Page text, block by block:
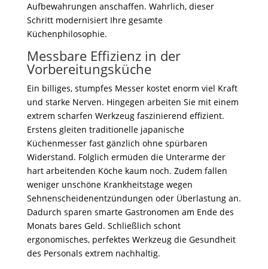
Aufbewahrungen anschaffen. Wahrlich, dieser
Schritt modernisiert Ihre gesamte
Küchenphilosophie.
Messbare Effizienz in der
Vorbereitungsküche
Ein billiges, stumpfes Messer kostet enorm viel Kraft
und starke Nerven. Hingegen arbeiten Sie mit einem
extrem scharfen Werkzeug faszinierend effizient.
Erstens gleiten traditionelle japanische
Küchenmesser fast gänzlich ohne spürbaren
Widerstand. Folglich ermüden die Unterarme der
hart arbeitenden Köche kaum noch. Zudem fallen
weniger unschöne Krankheitstage wegen
Sehnenscheidenentzündungen oder Überlastung an.
Dadurch sparen smarte Gastronomen am Ende des
Monats bares Geld. Schließlich schont
ergonomisches, perfektes Werkzeug die Gesundheit
des Personals extrem nachhaltig.